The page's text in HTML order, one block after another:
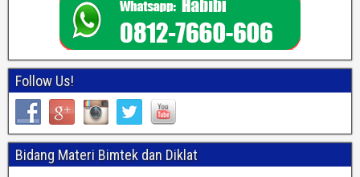
Follow Us!
Bidang Materi Bimtek dan Diklat